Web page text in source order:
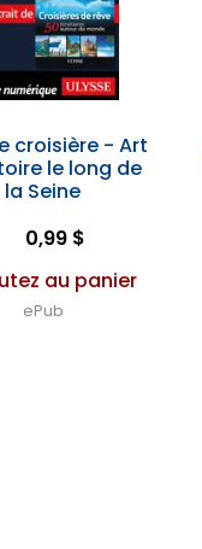
croisière - Art
le long de
la Seine
0,99 $
au panier
ePub